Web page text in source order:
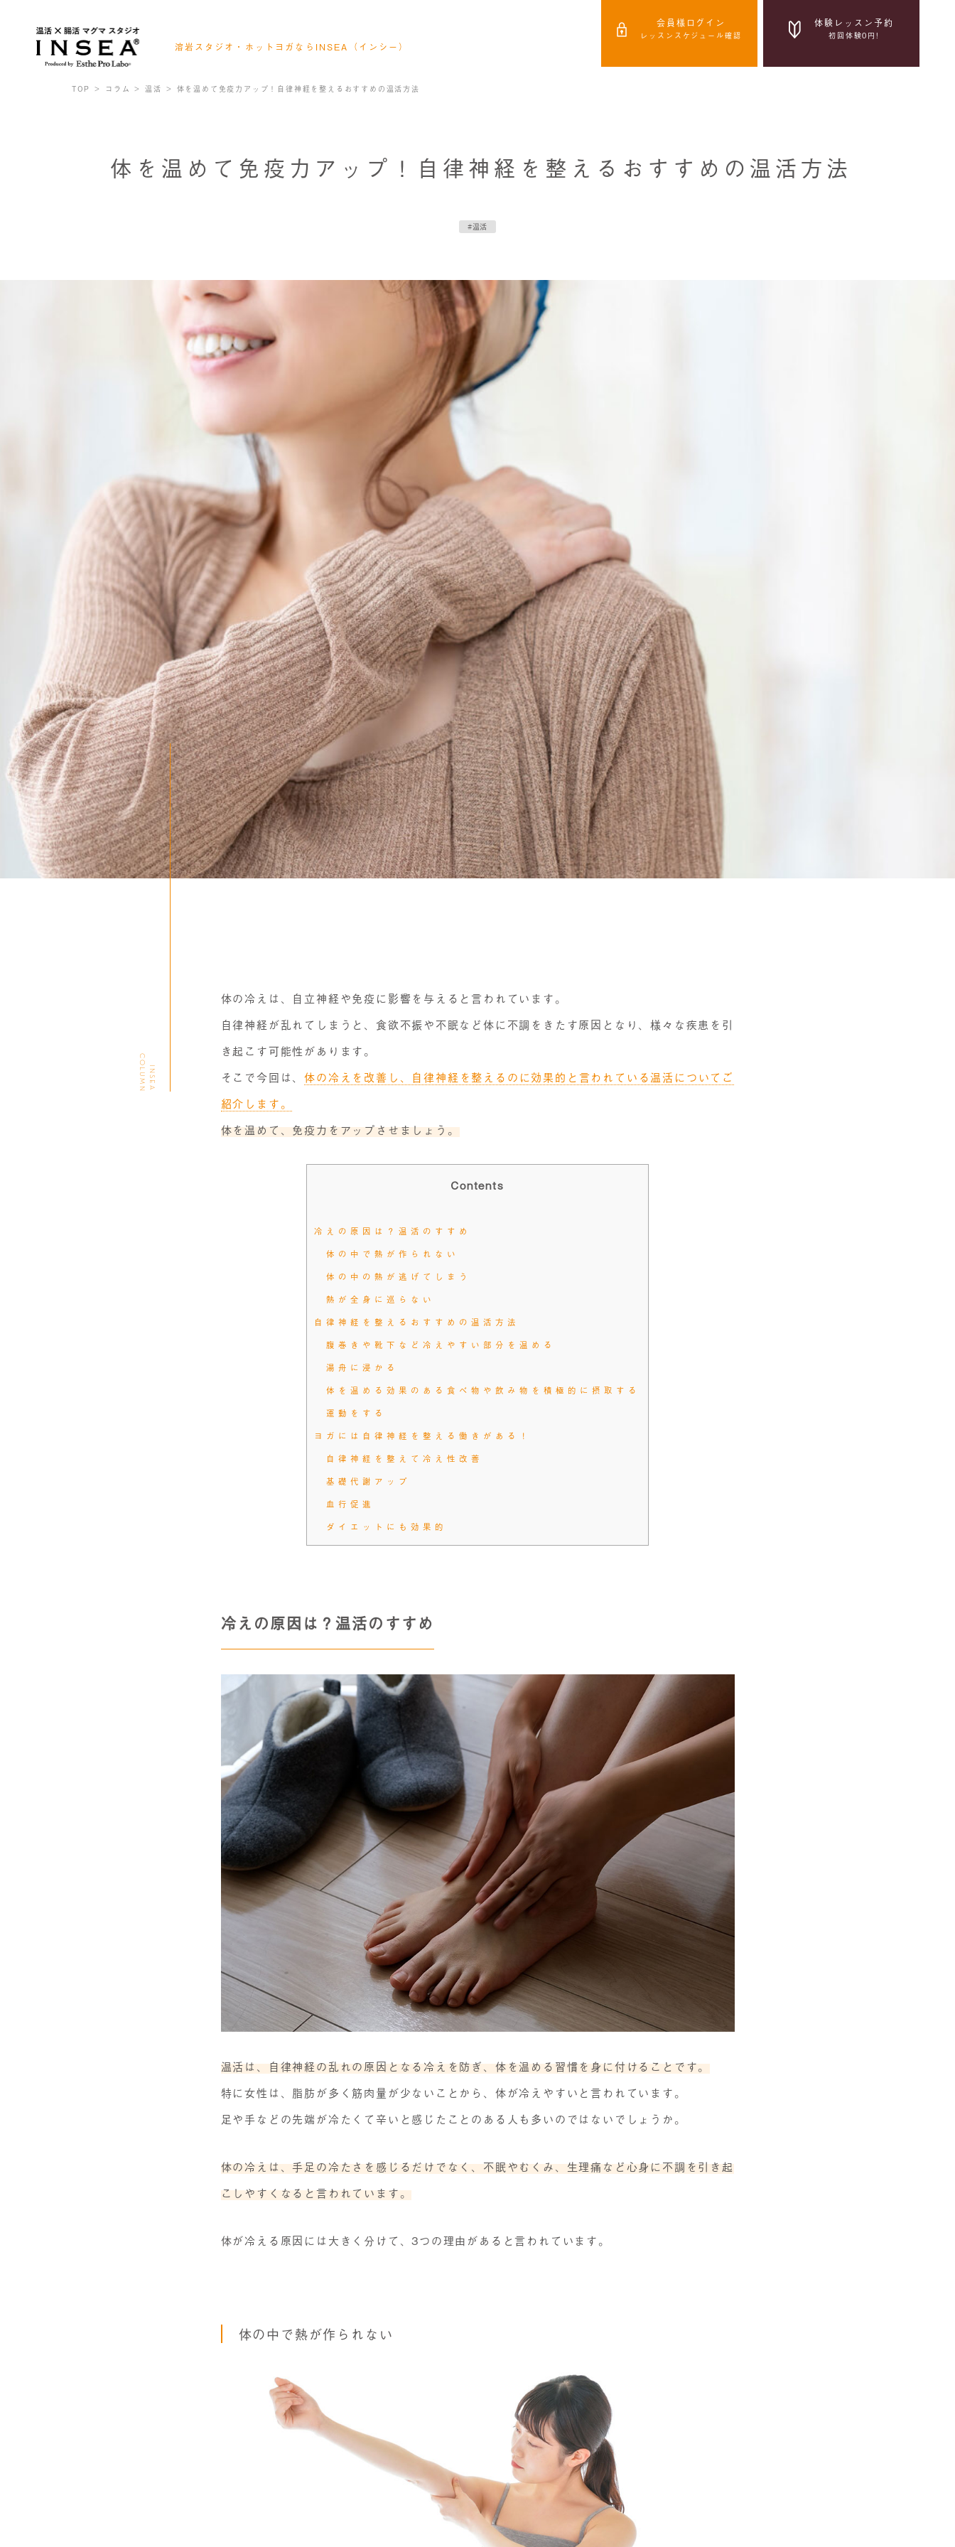
溶岩スタジオ・ホットヨガならINSEA（インシー）
会員様ログイン
レッスンスケジュール確認
体験レッスン予約
初回体験0円!
TOP コラム 温活 体を温めて免疫力アップ！自律神経を整えるおすすめの温活方法
体を温めて免疫力アップ！自律神経を整えるおすすめの温活方法
#温活
I
N
S
E
A
CO
L
U
M
N
体の冷えは、自立神経や免疫に影響を与えると言われています。
自律神経が乱れてしまうと、食欲不振や不眠など体に不調をきたす原因となり、様々な疾患を引
き起こす可能性があります。
そこで今回は、体の冷えを改善し、自律神経を整えるのに効果的と言われている温活についてご
紹介します。
体を温めて、免疫力をアップさせましょう。
Contents
冷えの原因は？温活のすすめ
体の中で熱が作られない
体の中の熱が逃げてしまう
熱が全身に巡らない
自律神経を整えるおすすめの温活方法
腹巻きや靴下など冷えやすい部分を温める
湯舟に浸かる
体を温める効果のある食べ物や飲み物を積極的に摂取する
運動をする
ヨガには自律神経を整える働きがある！
自律神経を整えて冷え性改善
基礎代謝アップ
血行促進
ダイエットにも効果的
冷えの原因は？温活のすすめ
温活は、自律神経の乱れの原因となる冷えを防ぎ、体を温める習慣を身に付けることです。
特に女性は、脂肪が多く筋肉量が少ないことから、体が冷えやすいと言われています。
足や手などの先端が冷たくて辛いと感じたことのある人も多いのではないでしょうか。
体の冷えは、手足の冷たさを感じるだけでなく、不眠やむくみ、生理痛など心身に不調を引き起
こしやすくなると言われています。
体が冷える原因には大きく分けて、3つの理由があると言われています。
体の中で熱が作られない